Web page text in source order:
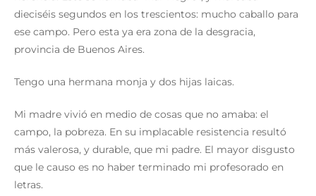
dieciséis segundos en los trescientos: mucho caballo para
ese campo. Pero esta ya era zona de la desgracia,
provincia de Buenos Aires.
Tengo una hermana monja y dos hijas laicas.
Mi madre vivió en medio de cosas que no amaba: el
campo, la pobreza. En su implacable resistencia resultó
más valerosa, y durable, que mi padre. El mayor disgusto
que le causo es no haber terminado mi profesorado en
letras.